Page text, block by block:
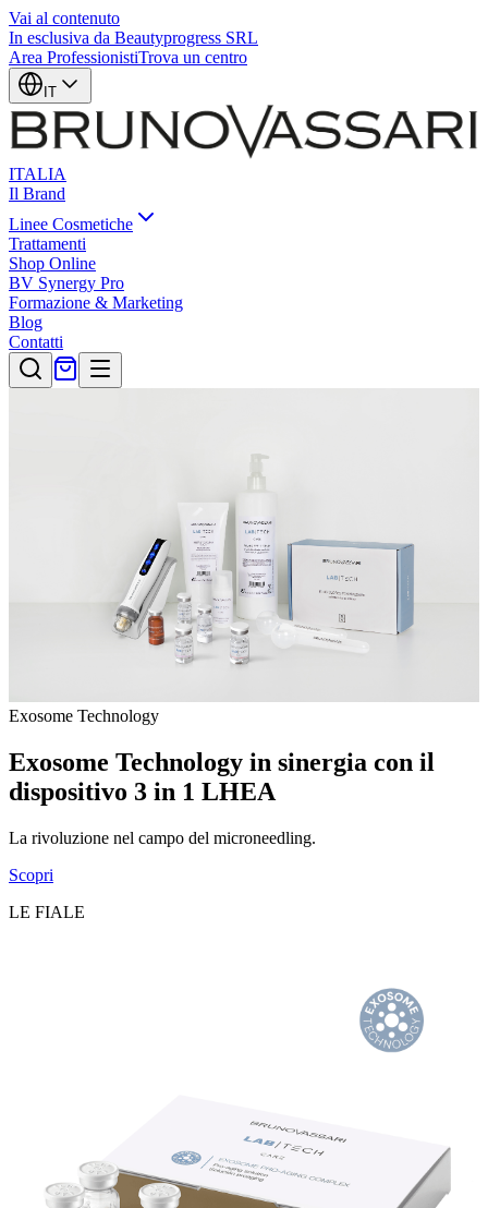
Vai al contenuto
In esclusiva da Beautyprogress SRL
Area ProfessionistiTrova un centro
IT
ITALIA
Il Brand
Linee Cosmetiche
Trattamenti
Shop Online
BV Synergy Pro
Formazione & Marketing
Blog
Contatti
Exosome Technology
Exosome Technology in sinergia con il
dispositivo 3 in 1 LHEA
La rivoluzione nel campo del microneedling.
Scopri
LE FIALE